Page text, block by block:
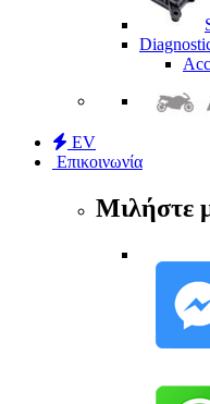
EV
Επικοινωνία
Μιλήστε